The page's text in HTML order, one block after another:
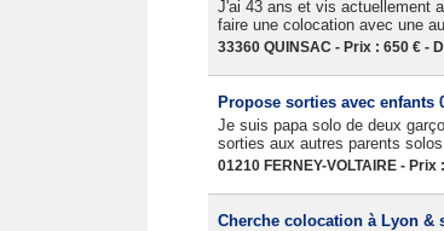
J'ai 43 ans et vis actuellement
faire une colocation avec une
33360 QUINSAC - Prix : 650 € -
Propose sorties avec enfants
Je suis papa solo de deux
sorties aux autres parents
01210 FERNEY-VOLTAIRE -
Cherche colocation à Lyon &